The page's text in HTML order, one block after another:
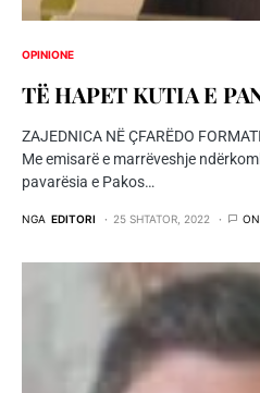
OPINIONE
TË HAPET KUTIA E
ZAJEDNICA NË ÇFARËDO
Me emisarë e marrëveshje
pavarësia e Pakos…
NGA EDITORI 25 SHTATOR, 2022